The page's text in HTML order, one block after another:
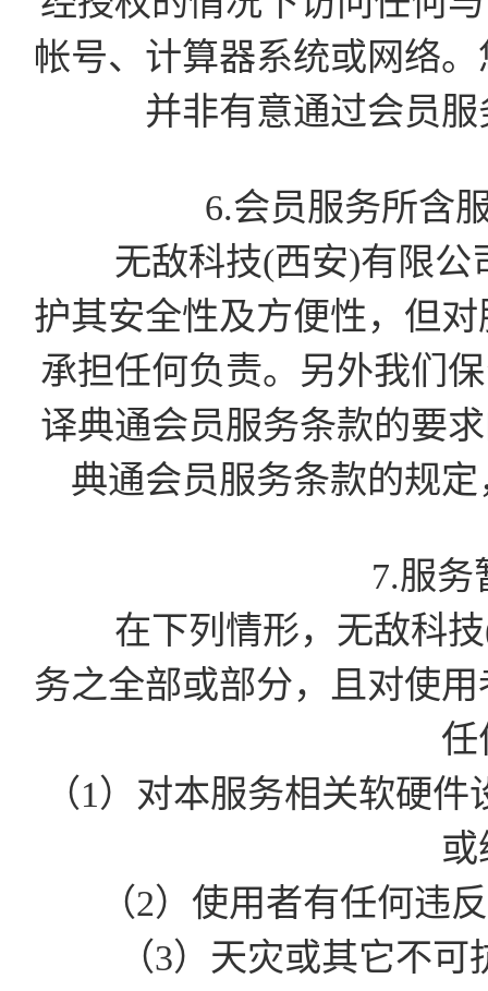
帐号、计算器系统或网络
并非有意通过会员
6.会员服务所含
无敌科技(西安)有限公
护其安全性及方便性，但
承担任何负责。另外我们
译典通会员服务条款的要
典通会员服务条款的规
7.服务
在下列情形，无敌科技(
务之全部或部分，且对使
任
（1）对本服务相关软硬
或
（2）使用者有任何违
（3）天灾或其它不